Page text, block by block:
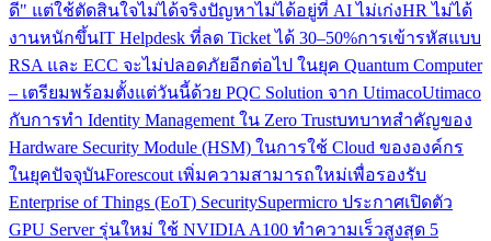
ดี" แต่ใช้ตัดสินใจไม่ได้จริงปัญหาไม่ได้อยู่ที่ AI ไม่เก่งHR ไม่ได้
งานหนักขึ้นIT Helpdesk ที่ลด Ticket ได้ 30–50%การเข้ารหัสแบบ
RSA และ ECC จะไม่ปลอดภัยอีกต่อไป ในยุค Quantum Computer
– เตรียมพร้อมตั้งแต่วันนี้ด้วย PQC Solution จาก UtimacoUtimaco
กับการทำ Identity Management ใน Zero Trustบทบาทสำคัญของ
Hardware Security Module (HSM) ในการใช้ Cloud ขององค์กร
ในยุคปัจจุบันForescout เพิ่มความสามารถใหม่เพื่อรองรับ
Enterprise of Things (EoT) SecuritySupermicro ประกาศเปิดตัว
GPU Server รุ่นใหม่ ใช้ NVIDIA A100 ทำความเร็วสูงสุด 5